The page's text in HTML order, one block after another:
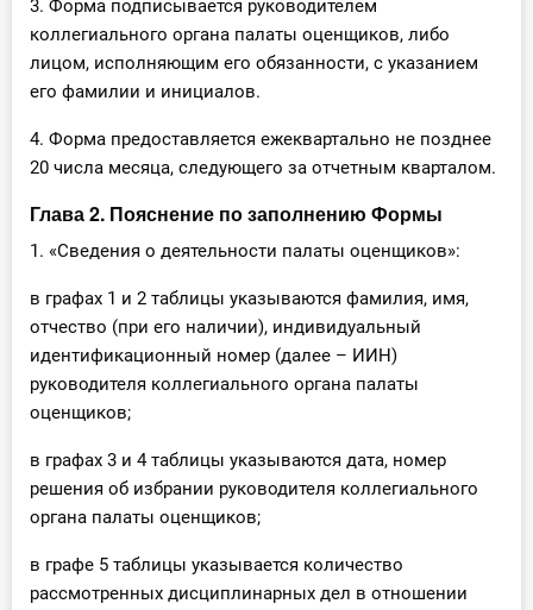
3. Форма подписывается руководителем
коллегиального органа палаты оценщиков, либо
лицом, исполняющим его обязанности, с указанием
его фамилии и инициалов.
4. Форма предоставляется ежеквартально не позднее
20 числа месяца, следующего за отчетным кварталом.
Глава 2. Пояснение по заполнению Формы
1. «Сведения о деятельности палаты оценщиков»:
в графах 1 и 2 таблицы указываются фамилия, имя,
отчество (при его наличии), индивидуальный
идентификационный номер (далее – ИИН)
руководителя коллегиального органа палаты
оценщиков;
в графах 3 и 4 таблицы указываются дата, номер
решения об избрании руководителя коллегиального
органа палаты оценщиков;
в графе 5 таблицы указывается количество
рассмотренных дисциплинарных дел в отношении